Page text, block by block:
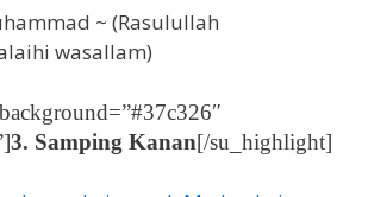
~ (Rasulullah
wasallam)
3. Samping Kanan[/su_highlight]